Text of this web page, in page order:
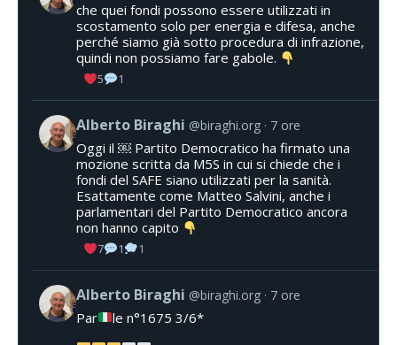
che quei fondi possono essere utilizzati in
scostamento solo per energia e difesa, anche
perché siamo già sotto procedura di infrazione,
quindi non possiamo fare gabole.
5 1
Alberto Biraghi @biraghi.org 7 ore
Oggi il ￼ Partito Democratico ha firmato una
mozione scritta da M5S in cui si chiede che i
fondi del SAFE siano utilizzati per la sanità.
Esattamente come Matteo Salvini, anche i
parlamentari del Partito Democratico ancora
non hanno capito
7 1 1
Alberto Biraghi @biraghi.org 7 ore
Par le n°1675 3/6*